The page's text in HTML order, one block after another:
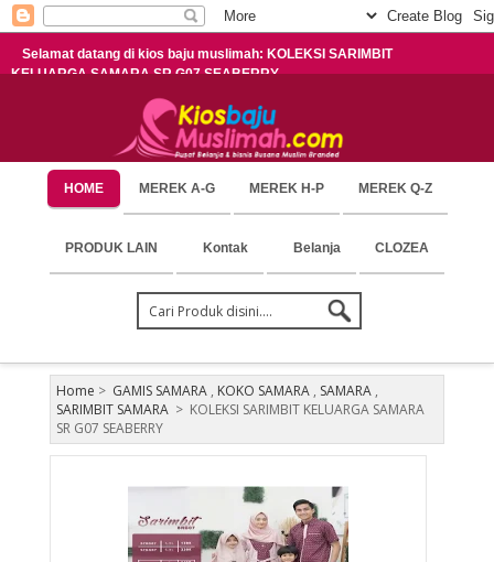
Selamat datang di kios baju muslimah: KOLEKSI SARIMBIT
KELUARGA SAMARA SR G07 SEABERRY
HOME MEREK A-G MEREK H-P MEREK Q-Z
PRODUK LAIN Kontak Belanja CLOZEA
Home > GAMIS SAMARA, KOKO SAMARA, SAMARA,
SARIMBIT SAMARA > KOLEKSI SARIMBIT KELUARGA SAMARA
SR G07 SEABERRY